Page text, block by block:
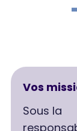
Vos
Sous la